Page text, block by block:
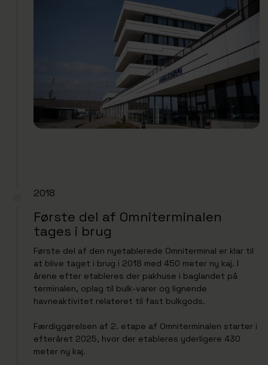
2018
Første del af Omniterminalen
tages i brug
Første del af den nyetablerede Omniterminal er klar til
at blive taget i brug i 2018 med 450 meter ny kaj. I
årene efter etableres der pakhuse i baglandet på
terminalen, oplag til bulk-varer og lignende
havneaktivitet relateret til fast bulkgods.
Færdiggørelsen af 2. etape af Omniterminalen starter i
efteråret 2025, hvor der etableres yderligere 430
meter ny kaj.